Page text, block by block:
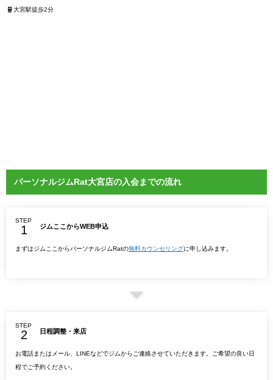
大宮駅徒歩2分
パーソナルジムRat大宮店の入会までの流れ
STEP
ジムここからWEB申込
まずはジムここからパーソナルジムRatの無料カウンセリングに申し込みます。
STEP
日程調整・来店
お電話またはメール、LINEなどでジムからご連絡させていただきます。ご希望の良い日
程でご予約ください。